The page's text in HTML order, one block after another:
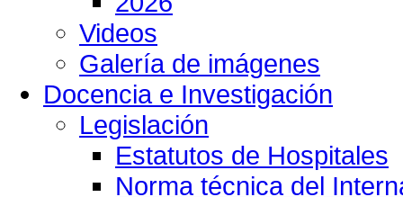
Videos
Galería de imágenes
Docencia e Investigación
Legislación
Estatutos de Hospitales
Norma técnica del